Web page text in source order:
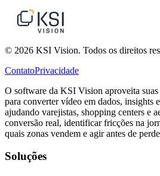
© 2026 KSI Vision. Todos os direitos
ContatoPrivacidade
O software da KSI Vision aproveita
para converter vídeo em dados, insights
ajudando varejistas, shopping centers e
conversão real, identificar fricções na
quais zonas vendem e agir antes de
Soluções